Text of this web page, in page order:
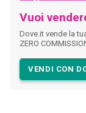
Vuoi
Dove.it vende la
ZERO
VENDI CON